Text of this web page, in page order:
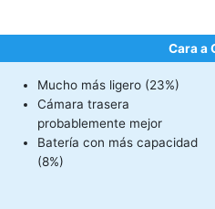
Cara a
Mucho más ligero (23%)
Cámara trasera
probablemente mejor
Batería con más capacidad
(8%)